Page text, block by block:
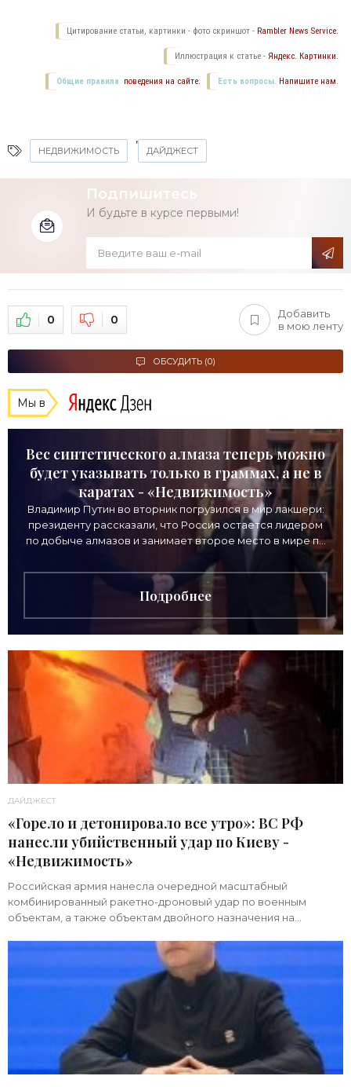
Цитирование статьи, картинки - фото скриншот - Rambler News Service.
Иллюстрация к статье - Яндекс. Картинки.
Есть вопросы. Напишите нам.
Общие правила поведения на сайте.
НЕДВИЖИМОСТЬ
,
ДАЙДЖЕСТ
Подпишитесь
И будьте в курсе первыми!
0 0
Добавить
в мою ленту
ОБСУДИТЬ (0)
Мы в
Вес синтетического алмаза теперь можно
будет указывать только в граммах, а не в
каратах - «Недвижимость»
Владимир Путин во вторник погрузился в мир лакшери:
президенту рассказали, что Россия остается лидером
по добыче алмазов и занимает второе место в мире по
Подробнее
ДАЙДЖЕСТ
«Горело и детонировало все утро»: ВС РФ
нанесли убийственный удар по Киеву -
«Недвижимость»
Российская армия нанесла очередной масштабный
комбинированный ракетно-дроновый удар по военным
объектам, а также объектам двойного назначения на